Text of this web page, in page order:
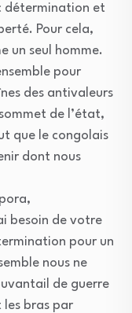
détermination et
Pour cela,
un seul homme.
pour
des antivaleurs
de l’état,
que le congolais
dont nous
besoin de votre
pour un
nous ne
de guerre
les bras par